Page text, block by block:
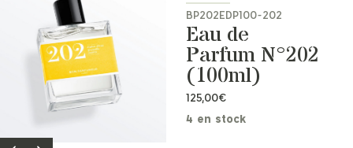
BP202EDP100-202
Eau de
Parfum N°202
(100ml)
125,00€
4 en stock